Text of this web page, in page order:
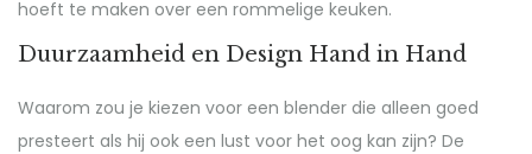
hoeft te maken over een rommelige keuken.
Duurzaamheid en Design Hand in Hand
Waarom zou je kiezen voor een blender die alleen goed
presteert als hij ook een lust voor het oog kan zijn? De